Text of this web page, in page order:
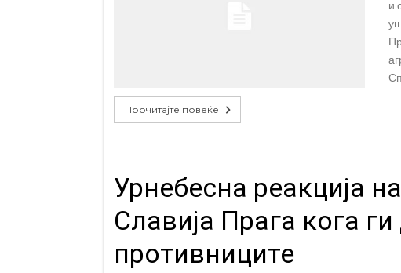
и
Прочитајте повеќе
Урнебесна реакција
Славија Прага кога
противниците